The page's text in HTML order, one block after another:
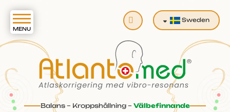
Balans – Kroppshållning – Välbefinnande
Sök Sweden